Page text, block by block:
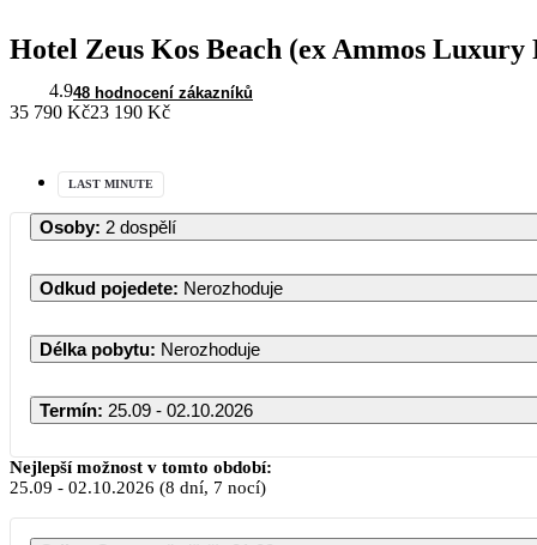
Hotel Zeus Kos Beach (ex Ammos Luxury
4.948 hodnocení zákazníků
35 790 Kč23 190 Kč
LAST MINUTE
Osoby: 2 dospělí
Odkud pojedete: Nerozhoduje
Délka pobytu: Nerozhoduje
Termín: 25.09 - 02.10.2026
Nejlepší možnost v tomto období:
25.09 - 02.10.2026 (8 dní, 7 nocí)